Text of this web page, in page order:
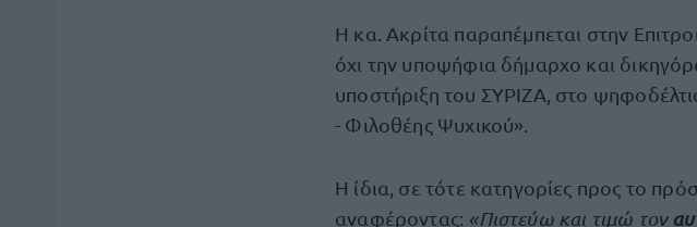
Η κα. Ακρίτα παραπέμπεται στην
όχι την υποψήφια δήμαρχο και
υποστήριξη του ΣΥΡΙΖΑ, στο
- Φιλοθέης Ψυχικού».
Η ίδια, σε τότε κατηγορίες προς το
αναφέροντας: «Πιστεύω και τιμώ τον